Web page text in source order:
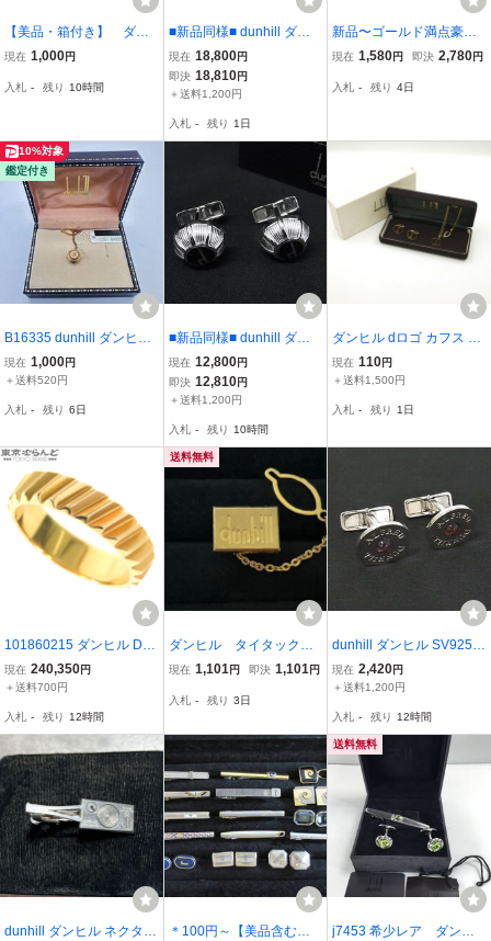
【美品・箱付き】 ダン
ヒル ボードチェック
現在 1,000円
入札 - 残り 10時間
■新品同様■ dunhill ダン
ヒル カフリンクス カフス
ボタン アクセサリー ビジ
ネス 紳士 メンズ ブルー
現在 18,800円
即決 18,810円
＋送料1,200円
入札 - 残り 1日
新品〜ゴールド満点豪華
なラウンドカフスキラキ
現在 1,580円 即決 2,780円
入札 - 残り 4日
10%対象
鑑定付き
B16335 dunhill ダンヒル
dモチーフ タイピン ネク
タイピン アクセサリー 金
ース付き
現在 1,000円
＋送料520円
入札 - 残り 6日
■新品同様■ dunhill ダン
ヒル SV925 カフスボタン
カフリンクス アクセサリ
ー ビジネス 紳士 メンズ
現在 12,800円
即決 12,810円
＋送料1,200円
入札 - 残り 10時間
ダンヒル dロゴ カフス ネ
クタイチェーン ゴールド
現在 110円
＋送料1,500円
入札 - 残り 1日
101860215 ダンヒル Dun
hill トランスミッション
リング イエローゴールド
ンズ
現在 240,350円
＋送料700円
入札 - 残り 12時間
送料無料
ダンヒル タイタックピ
ン 0204 001 YA
現在 1,101 円 即決 1,101 円
入札 - 残り 3日
dunhill ダンヒル SV925
カフスボタン カフリンク
ス アクセサリー ビジネス
0
現在 2,420円
＋送料1,200円
入札 - 残り 12時間
dunhill ダンヒル ネクタイ
＊100円～【美品含む】d
送料無料
j7453 希少レア ダンヒ